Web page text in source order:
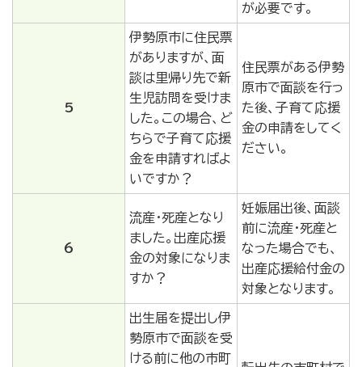
が必要です。
5
伊勢原市に住民票
がありますが、面
談は里帰り先で新
生児訪問を受けま
した。この場合、ど
ちらで子育て応援
金を申請すればよ
いですか？
住民票がある伊勢
原市で面談を行っ
た後、子育て応援
金の申請をしてく
ださい。
6
流産・死産となり
ました。出産応援
金の対象になりま
すか？
妊娠届出後、面談
前に流産・死産と
なった場合でも、
出産応援給付金の
対象となります。
出生届を提出し伊
勢原市で面談を受
ける前に他の市町